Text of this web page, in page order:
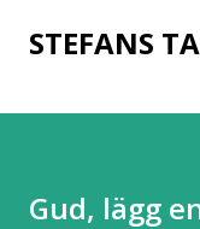
STEFANS
Gud, lägg